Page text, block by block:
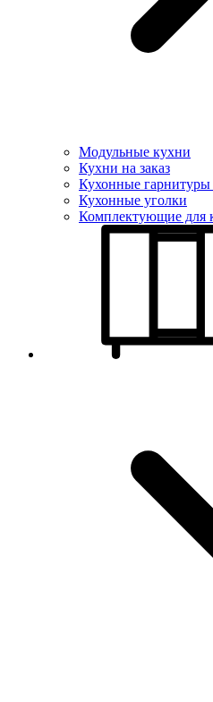
Модульные кухни
Кухни на заказ
Кухонные гарнитуры
Кухонные уголки
Комплектующие для